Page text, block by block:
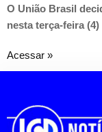
O União Brasil
nesta terça-feira
Acessar »